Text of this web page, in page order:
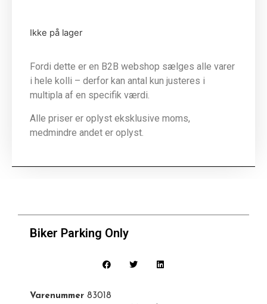
Ikke på lager
Fordi dette er en B2B webshop sælges alle varer
i hele kolli – derfor kan antal kun justeres i
multipla af en specifik værdi.
Alle priser er oplyst eksklusive moms,
medmindre andet er oplyst.
Biker Parking Only
Varenummer 83018